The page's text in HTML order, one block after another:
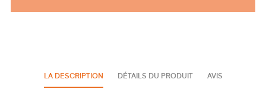
LA DESCRIPTION DÉTAILS DU PRODUIT AVIS